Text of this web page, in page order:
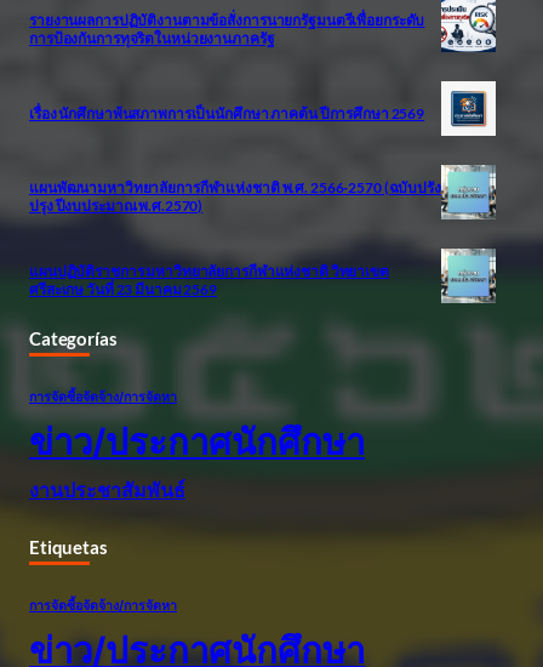
รายงานผลการปฏิบัติงานตามข้อสั่งการนายกรัฐมนตรีเพื่อยกระดับ
การป้องกันการทุจริตในหน่วยงานภาครัฐ
เรื่อง นักศึกษาพ้นสภาพการเป็นนักศึกษา ภาคต้น ปีการศึกษา 2569
แผนพัฒนามหาวิทยาลัยการกีฬาแห่งชาติ พ.ศ. 2566-2570 (ฉบับปรัง
ปรุง ปีงบประมาณ พ.ศ.2570)
แผนปฏิบัติราชการ มหาวิทยาลัยการกีฬาแห่งชาติ วิทยาเขต
ศรีสะเกษ วันที่ 23 มีนาคม 2569
Categorías
การจัดซื้อจัดจ้าง/การจัดหา
ข่าว/ประกาศนักศึกษา
งานประชาสัมพันธ์
Etiquetas
การจัดซื้อจัดจ้าง/การจัดหา
ข่าว/ประกาศนักศึกษา